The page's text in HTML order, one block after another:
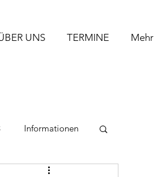
UNS TERMINE Mehr
Informationen